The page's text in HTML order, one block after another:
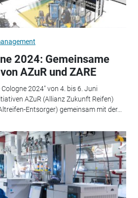
2024: Gemeinsame
AZuR und ZARE
2024" von 4. bis 6. Juni
AZuR (Allianz Zukunft Reifen)
Entsorger) gemeinsam mit der...